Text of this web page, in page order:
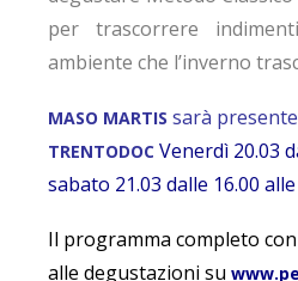
per trascorrere
ambiente che l’inverno
MASO MARTIS sarà
TRENTODOC Venerdì 20.03
sabato 21.03 dalle 16.00 alle
Il programma completo
alle degustazioni su